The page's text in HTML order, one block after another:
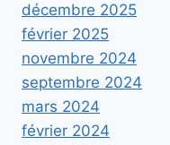
décembre 2025
février 2025
novembre 2024
septembre 2024
mars 2024
février 2024